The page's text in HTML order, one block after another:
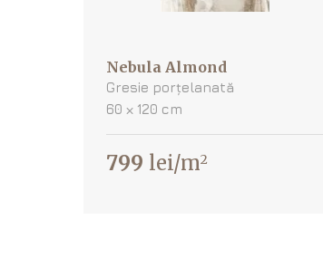
Nebula Almond
Gresie porțelanată
60 х 120 cm
799 lei/m2